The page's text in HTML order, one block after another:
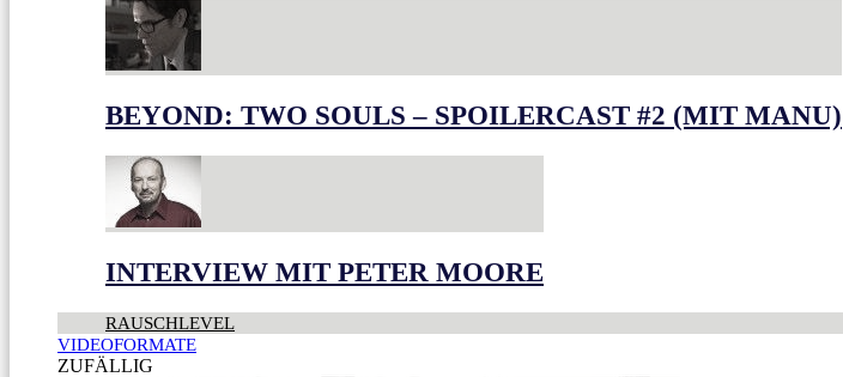
BEYOND: TWO SOULS – SPOILERCAST #2 (MIT MANU)
INTERVIEW MIT PETER MOORE
RAUSCHLEVEL
VIDEOFORMATE
ZUFÄLLIG